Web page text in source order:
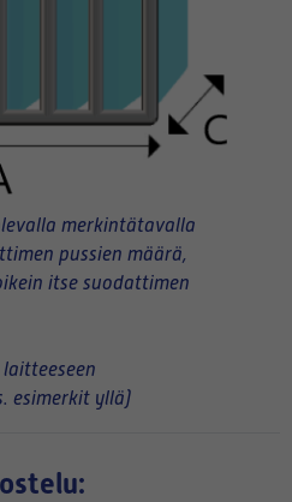
merkintätavalla
pussien määrä,
itse suodattimen
esimerkit yllä)